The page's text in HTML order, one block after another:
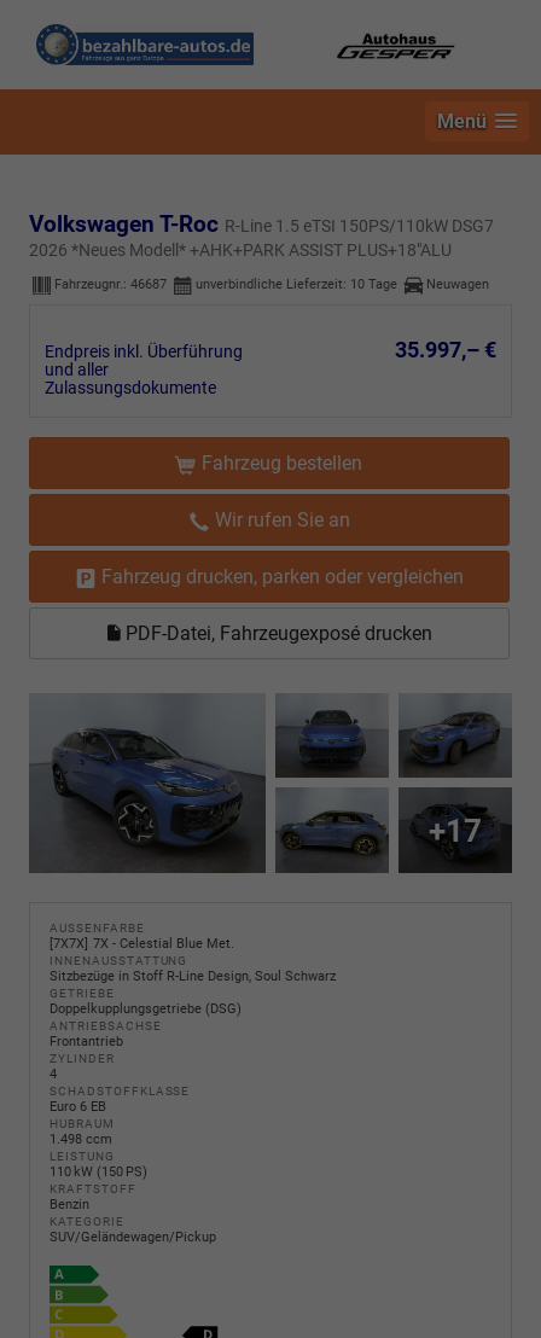
Menü
Volkswagen T-Roc R-Line 1.5 eTSI 150PS/110kW DSG7
2026 *Neues Modell* +AHK+PARK ASSIST PLUS+18"ALU
Fahrzeugnr.: 46687 unverbindliche Lieferzeit: 10 Tage Neuwagen
Endpreis inkl. Überführung
und aller
Zulassungsdokumente
35.997,– €
Fahrzeug bestellen
Wir rufen Sie an
Fahrzeug drucken, parken oder vergleichen
PDF-Datei, Fahrzeugexposé drucken
+17
AUSSENFARBE
7X7X 7X - Celestial Blue Met.
INNENAUSSTATTUNG
Sitzbezüge in Stoff R-Line Design, Soul Schwarz
GETRIEBE
Doppelkupplungsgetriebe (DSG)
ANTRIEBSACHSE
Frontantrieb
ZYLINDER
4
SCHADSTOFFKLASSE
Euro 6 EB
HUBRAUM
1.498 ccm
LEISTUNG
110 kW (150 PS)
KRAFTSTOFF
Benzin
KATEGORIE
SUV/Geländewagen/Pickup